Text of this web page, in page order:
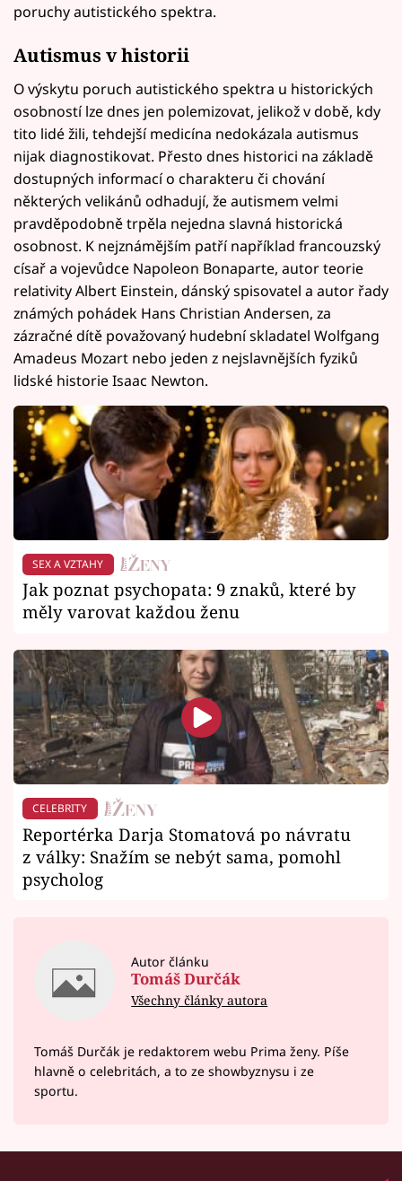
poruchy autistického spektra.
Autismus v historii
O výskytu poruch autistického spektra u historických
osobností lze dnes jen polemizovat, jelikož v době, kdy
tito lidé žili, tehdejší medicína nedokázala autismus
nijak diagnostikovat. Přesto dnes historici na základě
dostupných informací o charakteru či chování
některých velikánů odhadují, že autismem velmi
pravděpodobně trpěla nejedna slavná historická
osobnost. K nejznámějším patří například francouzský
císař a vojevůdce Napoleon Bonaparte, autor teorie
relativity Albert Einstein, dánský spisovatel a autor řady
známých pohádek Hans Christian Andersen, za
zázračné dítě považovaný hudební skladatel Wolfgang
Amadeus Mozart nebo jeden z nejslavnějších fyziků
lidské historie Isaac Newton.
SEX A VZTAHY
Jak poznat psychopata: 9 znaků, které by
měly varovat každou ženu
CELEBRITY
Reportérka Darja Stomatová po návratu
z války: Snažím se nebýt sama, pomohl
psycholog
Autor článku
Tomáš Durčák
Všechny články autora
Tomáš Durčák je redaktorem webu Prima ženy. Píše
hlavně o celebritách, a to ze showbyznysu i ze
sportu.